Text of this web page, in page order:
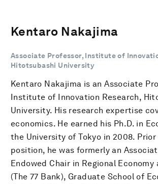
Kentaro Nakajima
Associate Professor, Institute of
Hitotsubashi University
Kentaro Nakajima is an Associate
Institute of Innovation Research,
University. His research expertise
economics. He earned his Ph.D. in
the University of Tokyo in 2008.
position, he was formerly an
Endowed Chair in Regional Economy
(The 77 Bank), Graduate School of